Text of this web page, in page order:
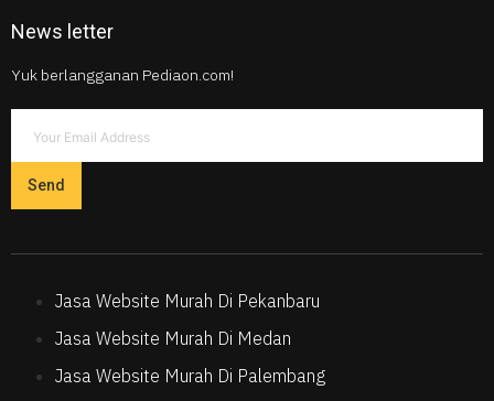
News letter
Yuk berlangganan Pediaon.com!
Send
Jasa Website Murah Di Pekanbaru
Jasa Website Murah Di Medan
Jasa Website Murah Di Palembang